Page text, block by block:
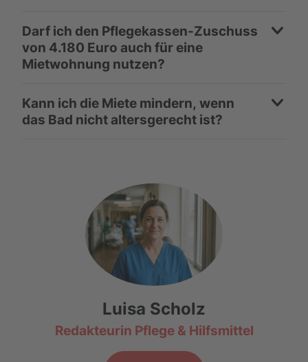
Darf ich den Pflegekassen-Zuschuss
von 4.180 Euro auch für eine
Mietwohnung nutzen?
Kann ich die Miete mindern, wenn
das Bad nicht altersgerecht ist?
Luisa Scholz
Redakteurin Pflege & Hilfsmittel